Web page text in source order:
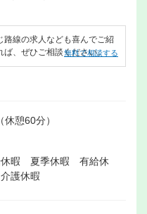
路線の求人なども喜んでご紹
ば、ぜひご相談ください。
無料で相談する
憩60分）
暇 夏季休暇 有給休
護休暇